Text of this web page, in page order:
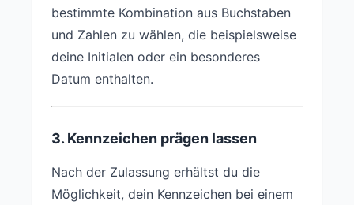
bestimmte Kombination aus Buchstaben
und Zahlen zu wählen, die beispielsweise
deine Initialen oder ein besonderes
Datum enthalten.
3. Kennzeichen prägen lassen
Nach der Zulassung erhältst du die
Möglichkeit, dein Kennzeichen bei einem